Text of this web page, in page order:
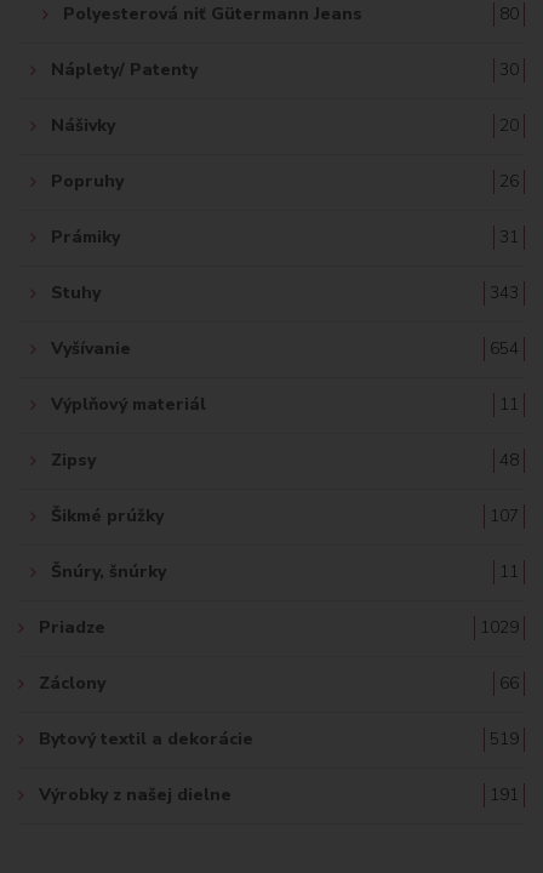
Polyesterová niť Gütermann Jeans 80
Náplety/ Patenty 30
Nášivky 20
Popruhy 26
Prámiky 31
Stuhy 343
Vyšívanie 654
Výplňový materiál 11
Zipsy 48
Šikmé prúžky 107
Šnúry, šnúrky 11
Priadze 1029
Záclony 66
Bytový textil a dekorácie 519
Výrobky z našej dielne 191